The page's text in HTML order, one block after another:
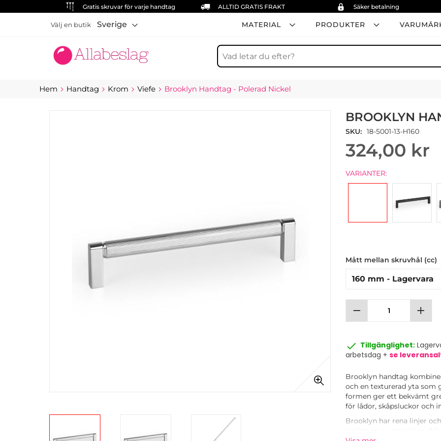
Gratis skruvar för varje handtag ALLTID GRATIS FRAKT Säker betalning
MATERIAL PRODUKTER
Välj en butik Sverige
Sök
Hem Handtag Krom Viefe Brooklyn Handtag - Polerad Nickel
BROOKLYN
SKU 18-5001-13-H160
324,00 kr
VARIANTER:
Mått mellan skruvhål (cc)
remove add
done Tillgänglighet:
arbetsdag + se
Brooklyn handtag
och en texturerad yta som
formen ger ett bekvämt
för lådor, skåpsluckor och
Brooklyn har rena linjer